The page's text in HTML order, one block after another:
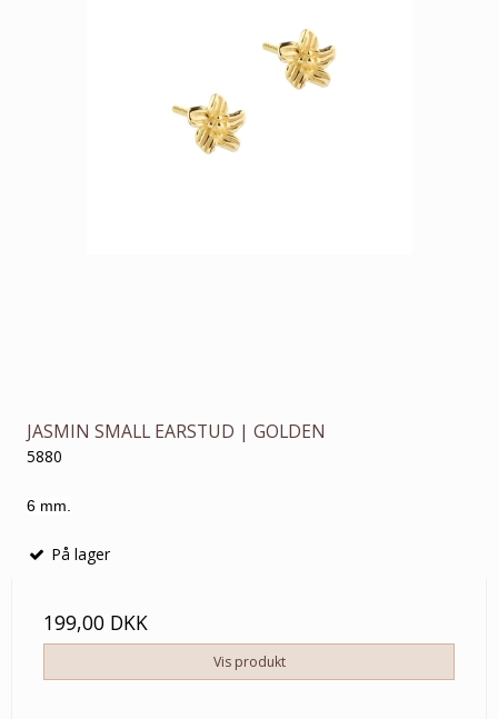
JASMIN SMALL EARSTUD | GOLDEN
5880
6 mm.
På lager
199,00 DKK
Vis produkt